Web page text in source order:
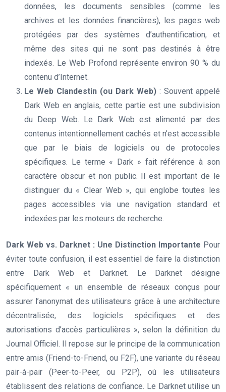
données, les documents sensibles (comme les
archives et les données financières), les pages web
protégées par des systèmes d’authentification, et
même des sites qui ne sont pas destinés à être
indexés. Le Web Profond représente environ 90 % du
contenu d’Internet.
Le Web Clandestin (ou Dark Web) : Souvent appelé
Dark Web en anglais, cette partie est une subdivision
du Deep Web. Le Dark Web est alimenté par des
contenus intentionnellement cachés et n’est accessible
que par le biais de logiciels ou de protocoles
spécifiques. Le terme « Dark » fait référence à son
caractère obscur et non public. Il est important de le
distinguer du « Clear Web », qui englobe toutes les
pages accessibles via une navigation standard et
indexées par les moteurs de recherche.
Dark Web vs. Darknet : Une Distinction Importante Pour
éviter toute confusion, il est essentiel de faire la distinction
entre Dark Web et Darknet. Le Darknet désigne
spécifiquement « un ensemble de réseaux conçus pour
assurer l’anonymat des utilisateurs grâce à une architecture
décentralisée, des logiciels spécifiques et des
autorisations d’accès particulières », selon la définition du
Journal Officiel. Il repose sur le principe de la communication
entre amis (Friend-to-Friend, ou F2F), une variante du réseau
pair-à-pair (Peer-to-Peer, ou P2P), où les utilisateurs
établissent des relations de confiance. Le Darknet utilise un